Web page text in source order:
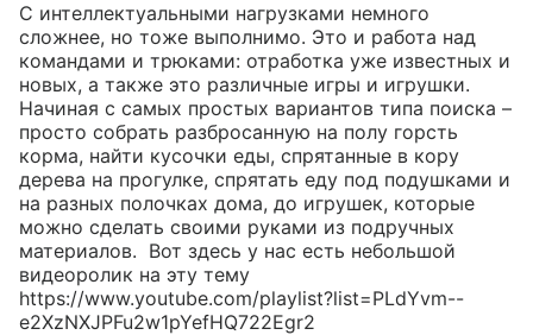
С интеллектуальными нагрузками немного
сложнее, но тоже выполнимо. Это и работа над
командами и трюками: отработка уже известных и
новых, а также это различные игры и игрушки.
Начиная с самых простых вариантов типа поиска –
просто собрать разбросанную на полу горсть
корма, найти кусочки еды, спрятанные в кору
дерева на прогулке, спрятать еду под подушками и
на разных полочках дома, до игрушек, которые
можно сделать своими руками из подручных
материалов.  Вот здесь у нас есть небольшой
видеоролик на эту тему
https://www.youtube.com/playlist?list=PLdYvm--
e2XzNXJPFu2w1pYefHQ722Egr2